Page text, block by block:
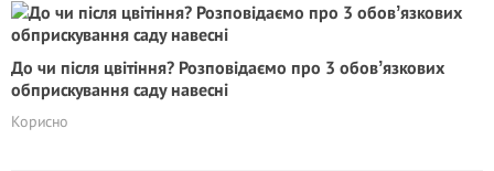
До чи після цвітіння? Розповідаємо про 3 обовʼязкових
обприскування саду навесні
Корисно